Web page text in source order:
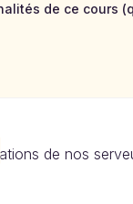
de ce cours
de nos